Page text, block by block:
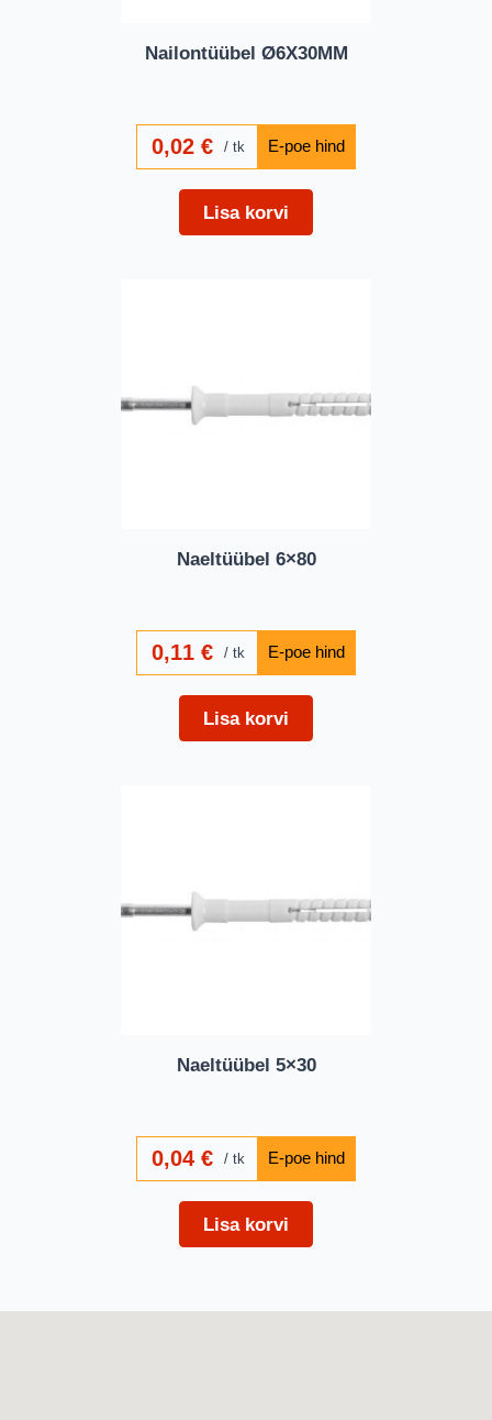
Nailontüübel Ø6X30MM
0,02€ tk
Lisa korvi
Naeltüübel 6×80
0,11€ tk
Lisa korvi
Naeltüübel 5×30
0,04€ tk
Lisa korvi